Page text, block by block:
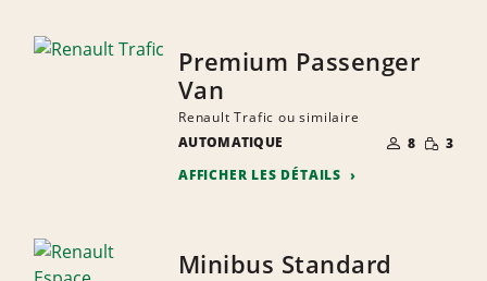
Premium Passenger
Van
Renault Trafic ou similaire
AUTOMATIQUE
NOMBRE DE
PERSONNES
8 PETITE
3
AFFICHER LES DÉTAILS
Minibus Standard